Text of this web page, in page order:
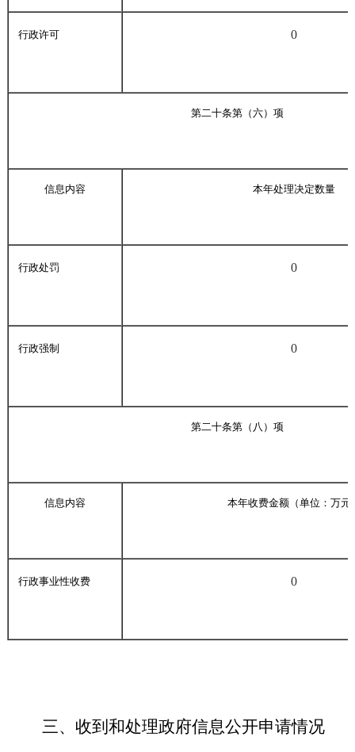
行政许可 0
第二十条第（六）项
信息内容 本年处理决定数量
行政处罚 0
行政强制 0
第二十条第（八）项
信息内容 本年收费金额（单位：万元
行政事业性收费 0
三、收到和处理政府信息公开申请情况